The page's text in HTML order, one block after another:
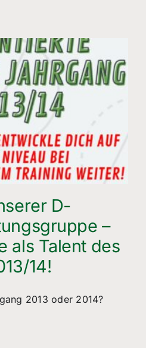
D-
–
als Talent des
14!
2013 oder 2014?